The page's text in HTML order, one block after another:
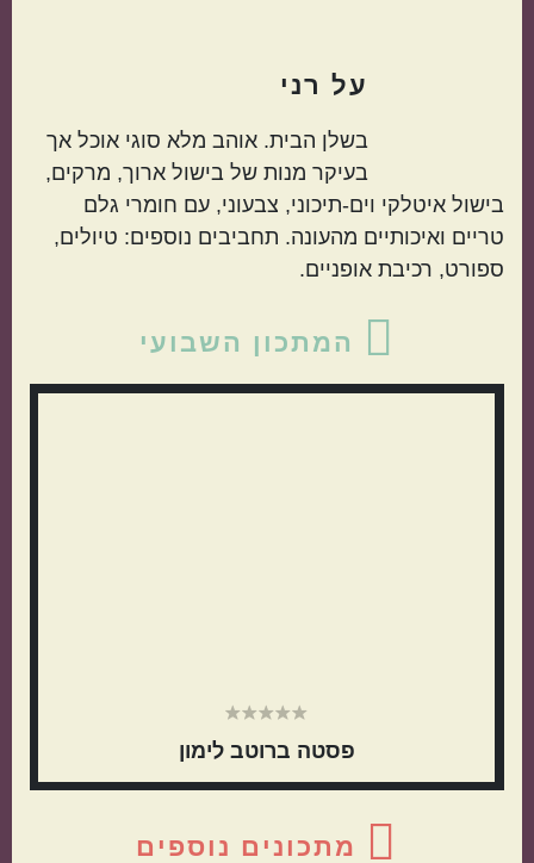
על רני
בשלן הבית. אוהב מלא סוגי אוכל אך
בעיקר מנות של בישול ארוך, מרקים,
בישול איטלקי וים-תיכוני, צבעוני, עם חומרי גלם
טריים ואיכותיים מהעונה. תחביבים נוספים: טיולים,
ספורט, רכיבת אופניים.
צדדי
המתכון השבועי
פסטה ברוטב לימון
מתכונים נוספים